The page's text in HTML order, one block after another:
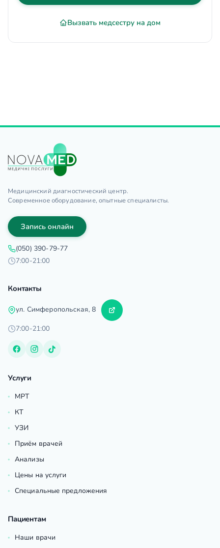
Вызвать медсестру на дом
Медицинский диагностический центр.
Современное оборудование, опытные специалисты.
Запись онлайн
(050) 390-79-77
7:00-21:00
Контакты
ул. Симферопольская, 8
7:00-21:00
Услуги
МРТ
КТ
УЗИ
Приём врачей
Анализы
Цены на услуги
Специальные предложения
Пациентам
Наши врачи